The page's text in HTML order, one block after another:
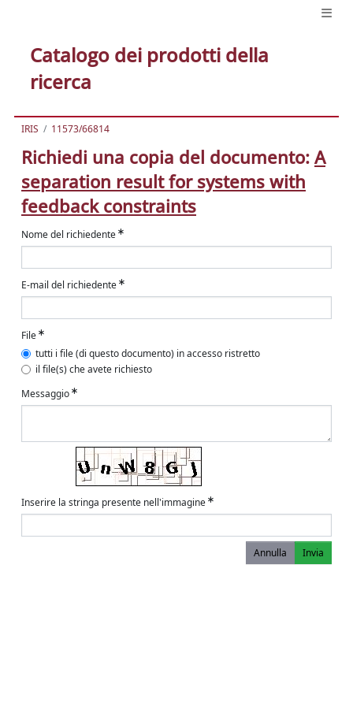
Catalogo dei prodotti della
ricerca
IRIS 11573/66814
Richiedi una copia del documento: A
separation result for systems with
feedback constraints
Nome del richiedente
E-mail del richiedente
File
tutti i file (di questo documento) in accesso ristretto
il file(s) che avete richiesto
Messaggio
Inserire la stringa presente nell'immagine
Annulla Invia